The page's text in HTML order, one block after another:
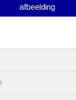
afbeelding